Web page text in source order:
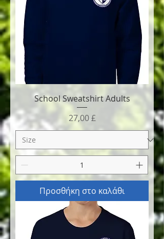
School Sweatshirt Adults
Τιμή
27,00 £
Προσθήκη στο καλάθι